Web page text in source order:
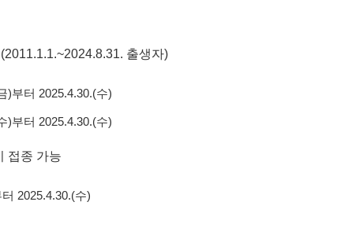
출생자)
)부터 2025.4.30.(수)
)부터 2025.4.30.(수)
접종 가능
2025.4.30.(수)